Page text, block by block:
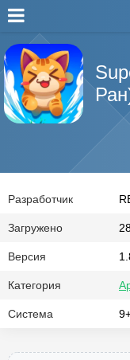
Разработчик
Загружено
Версия
Категория
Система